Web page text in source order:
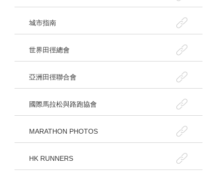
城市指南
世界田徑總會
亞洲田徑聯合會
國際馬拉松與路跑協會
MARATHON PHOTOS
HK RUNNERS